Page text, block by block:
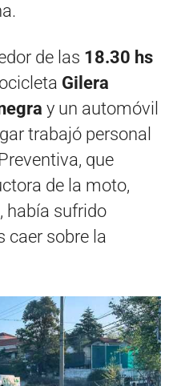
de las 18.30 hs
Gilera
y un automóvil
trabajó personal
que
de la moto,
, había sufrido
caer sobre la